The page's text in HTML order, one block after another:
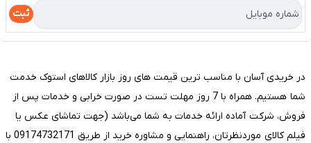
درباره ما
تماس با ما
راهنما
ثبت
در خریدی آسان با مناسب ترین قیمت های روز بازار کالاهای استوک خدمت
شما هستیم. همراه با 7 روز مهلت تست در صورت خرابی و خدمات پس از
فروش، شرکت آماده ارائه خدمات به شما می‌باشد (جهت تماشای عکس یا
فیلم کالای موردنظرتان، راهنمایی و مشاوره خرید از طریق 09174732171 با